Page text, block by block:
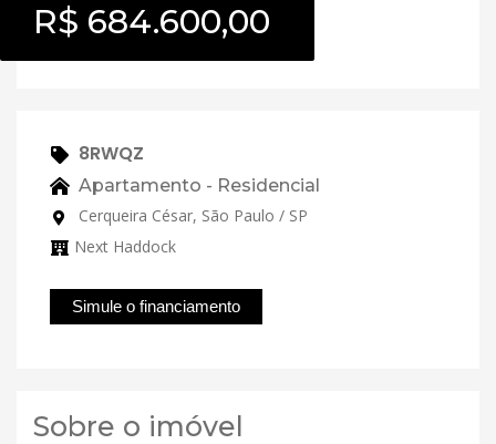
R$ 684.600,00
8RWQZ
Apartamento - Residencial
Cerqueira César, São Paulo / SP
Next Haddock
Simule o financiamento
Sobre o imóvel